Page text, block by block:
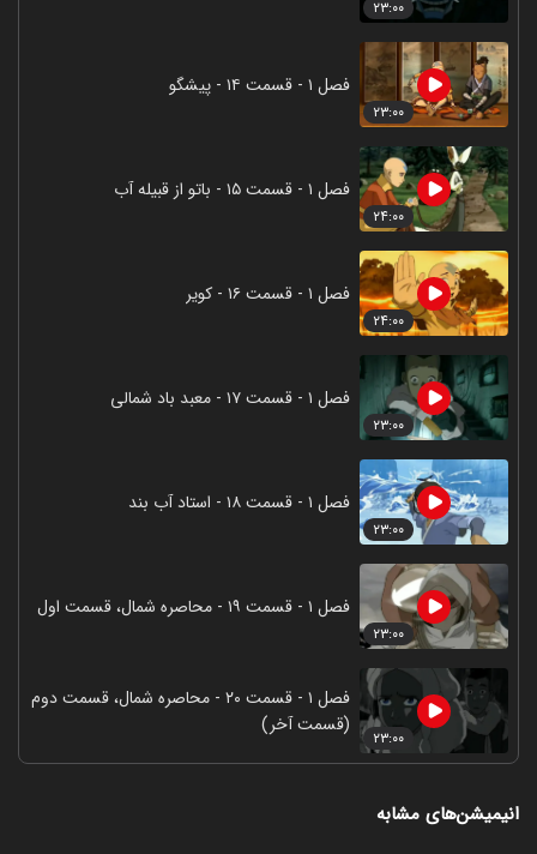
۲۳:۰۰
۲۳:۰۰
فصل ۱ - قسمت ۱۴ - پیشگو
۲۴:۰۰
فصل ۱ - قسمت ۱۵ - باتو از قبیله آب
۲۴:۰۰
فصل ۱ - قسمت ۱۶ - کویر
۲۳:۰۰
فصل ۱ - قسمت ۱۷ - معبد باد شمالی
۲۳:۰۰
فصل ۱ - قسمت ۱۸ - استاد آب بند
۲۳:۰۰
فصل ۱ - قسمت ۱۹ - محاصره شمال، قسمت اول
۲۳:۰۰
فصل ۱ - قسمت ۲۰ - محاصره شمال، قسمت دوم
(قسمت آخر)
انیمیشن‌های مشابه